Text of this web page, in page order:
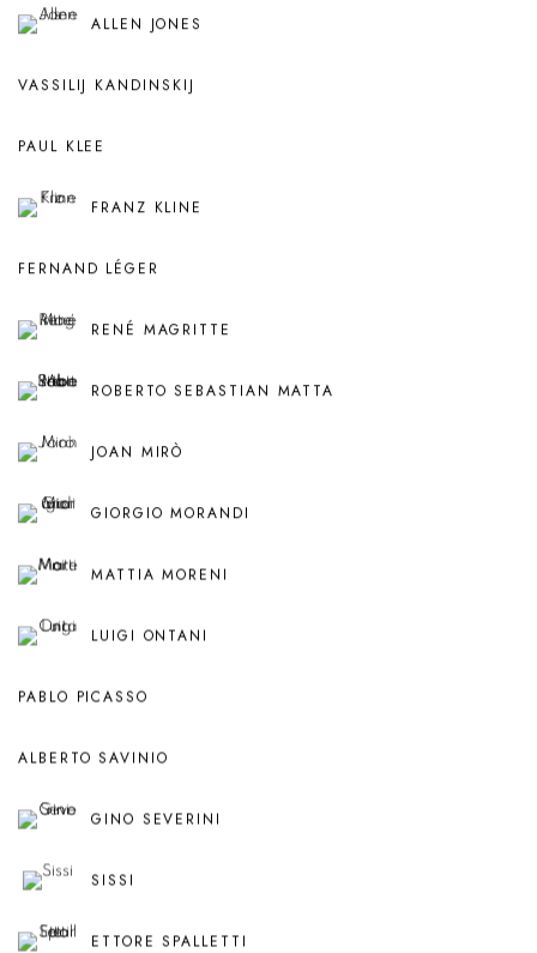
ALLEN JONES
VASSILIJ KANDINSKIJ
PAUL KLEE
FRANZ KLINE
FERNAND LÉGER
RENÉ MAGRITTE
ROBERTO SEBASTIAN MATTA
JOAN MIRÒ
GIORGIO MORANDI
MATTIA MORENI
LUIGI ONTANI
PABLO PICASSO
ALBERTO SAVINIO
GINO SEVERINI
SISSI
ETTORE SPALLETTI